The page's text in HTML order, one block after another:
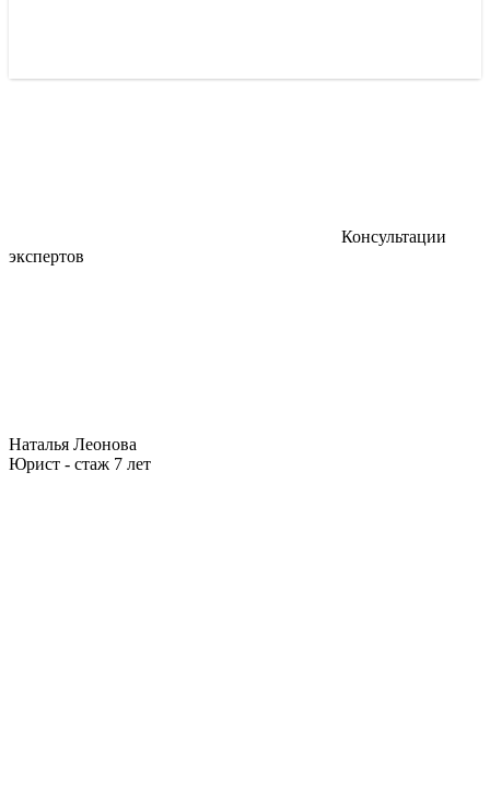
Консультации
экспертов
Наталья Леонова
Юрист - стаж 7 лет